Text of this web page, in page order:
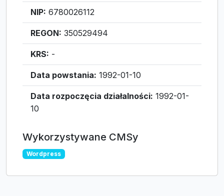
NIP: 6780026112
REGON: 350529494
KRS: -
Data powstania: 1992-01-10
Data rozpoczęcia działalności: 1992-01-
10
Wykorzystywane CMSy
Wordpress